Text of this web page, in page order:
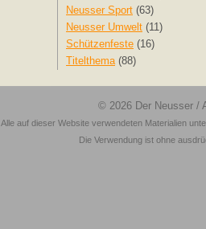
Neusser Sport (63)
Neusser Umwelt (11)
Schützenfeste (16)
Titelthema(88)
© 2026 Der Neusser /
Alle auf dieser Website verwendeten Materialien
Die Verwendung ist ohne